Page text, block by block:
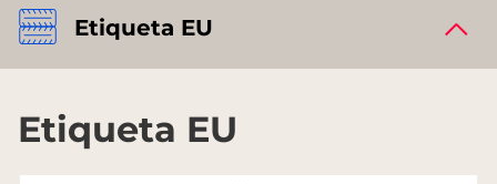
Etiqueta EU
Etiqueta EU